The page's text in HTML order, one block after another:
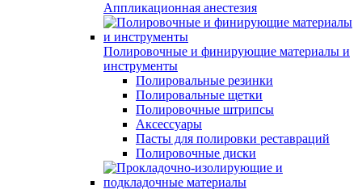
Аппликационная анестезия
Полировочные и финирующие материалы и
инструменты
Полировальные резинки
Полировальные щетки
Полировочные штрипсы
Аксессуары
Пасты для полировки реставраций
Полировочные диски